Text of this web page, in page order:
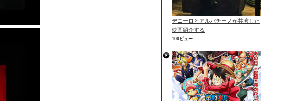
デニーロとアルパチーノが共演した
映画紹介する
100ビュー